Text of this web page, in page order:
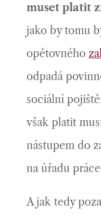
muset platit
jako by tomu
opětovného
odpadá
sociální
však platit
nástupem do
na úřadu
A jak tedy